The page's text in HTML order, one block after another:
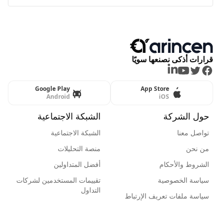
قرارات أذكى نصنعها سويًا
Facebook
Twitter
Youtube
LinkedIn
App Store
iOS
Google Play
Android
حول الشركة
تواصل معنا
من نحن
الشروط والأحكام
سياسة الخصوصية
سياسة ملفات تعريف الإرتباط
الشبكة الاجتماعية
الشبكة الاجتماعية
منصة التحليلات
أفضل المتداولين
تقييمات المستخدمين لشركات
التداول